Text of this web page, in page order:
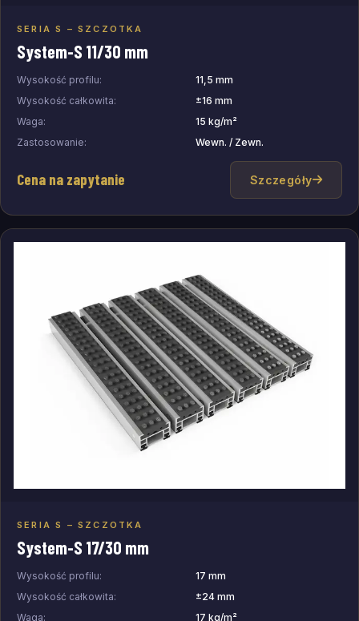
SERIA S – SZCZOTKA
System-S 11/30 mm
Wysokość profilu:
11,5 mm
Wysokość całkowita:
±16 mm
Waga:
15 kg/m²
Zastosowanie:
Wewn. / Zewn.
Cena na zapytanie Szczegóły
SERIA S – SZCZOTKA
System-S 17/30 mm
Wysokość profilu:
17 mm
Wysokość całkowita:
±24 mm
Waga:
17 kg/m²